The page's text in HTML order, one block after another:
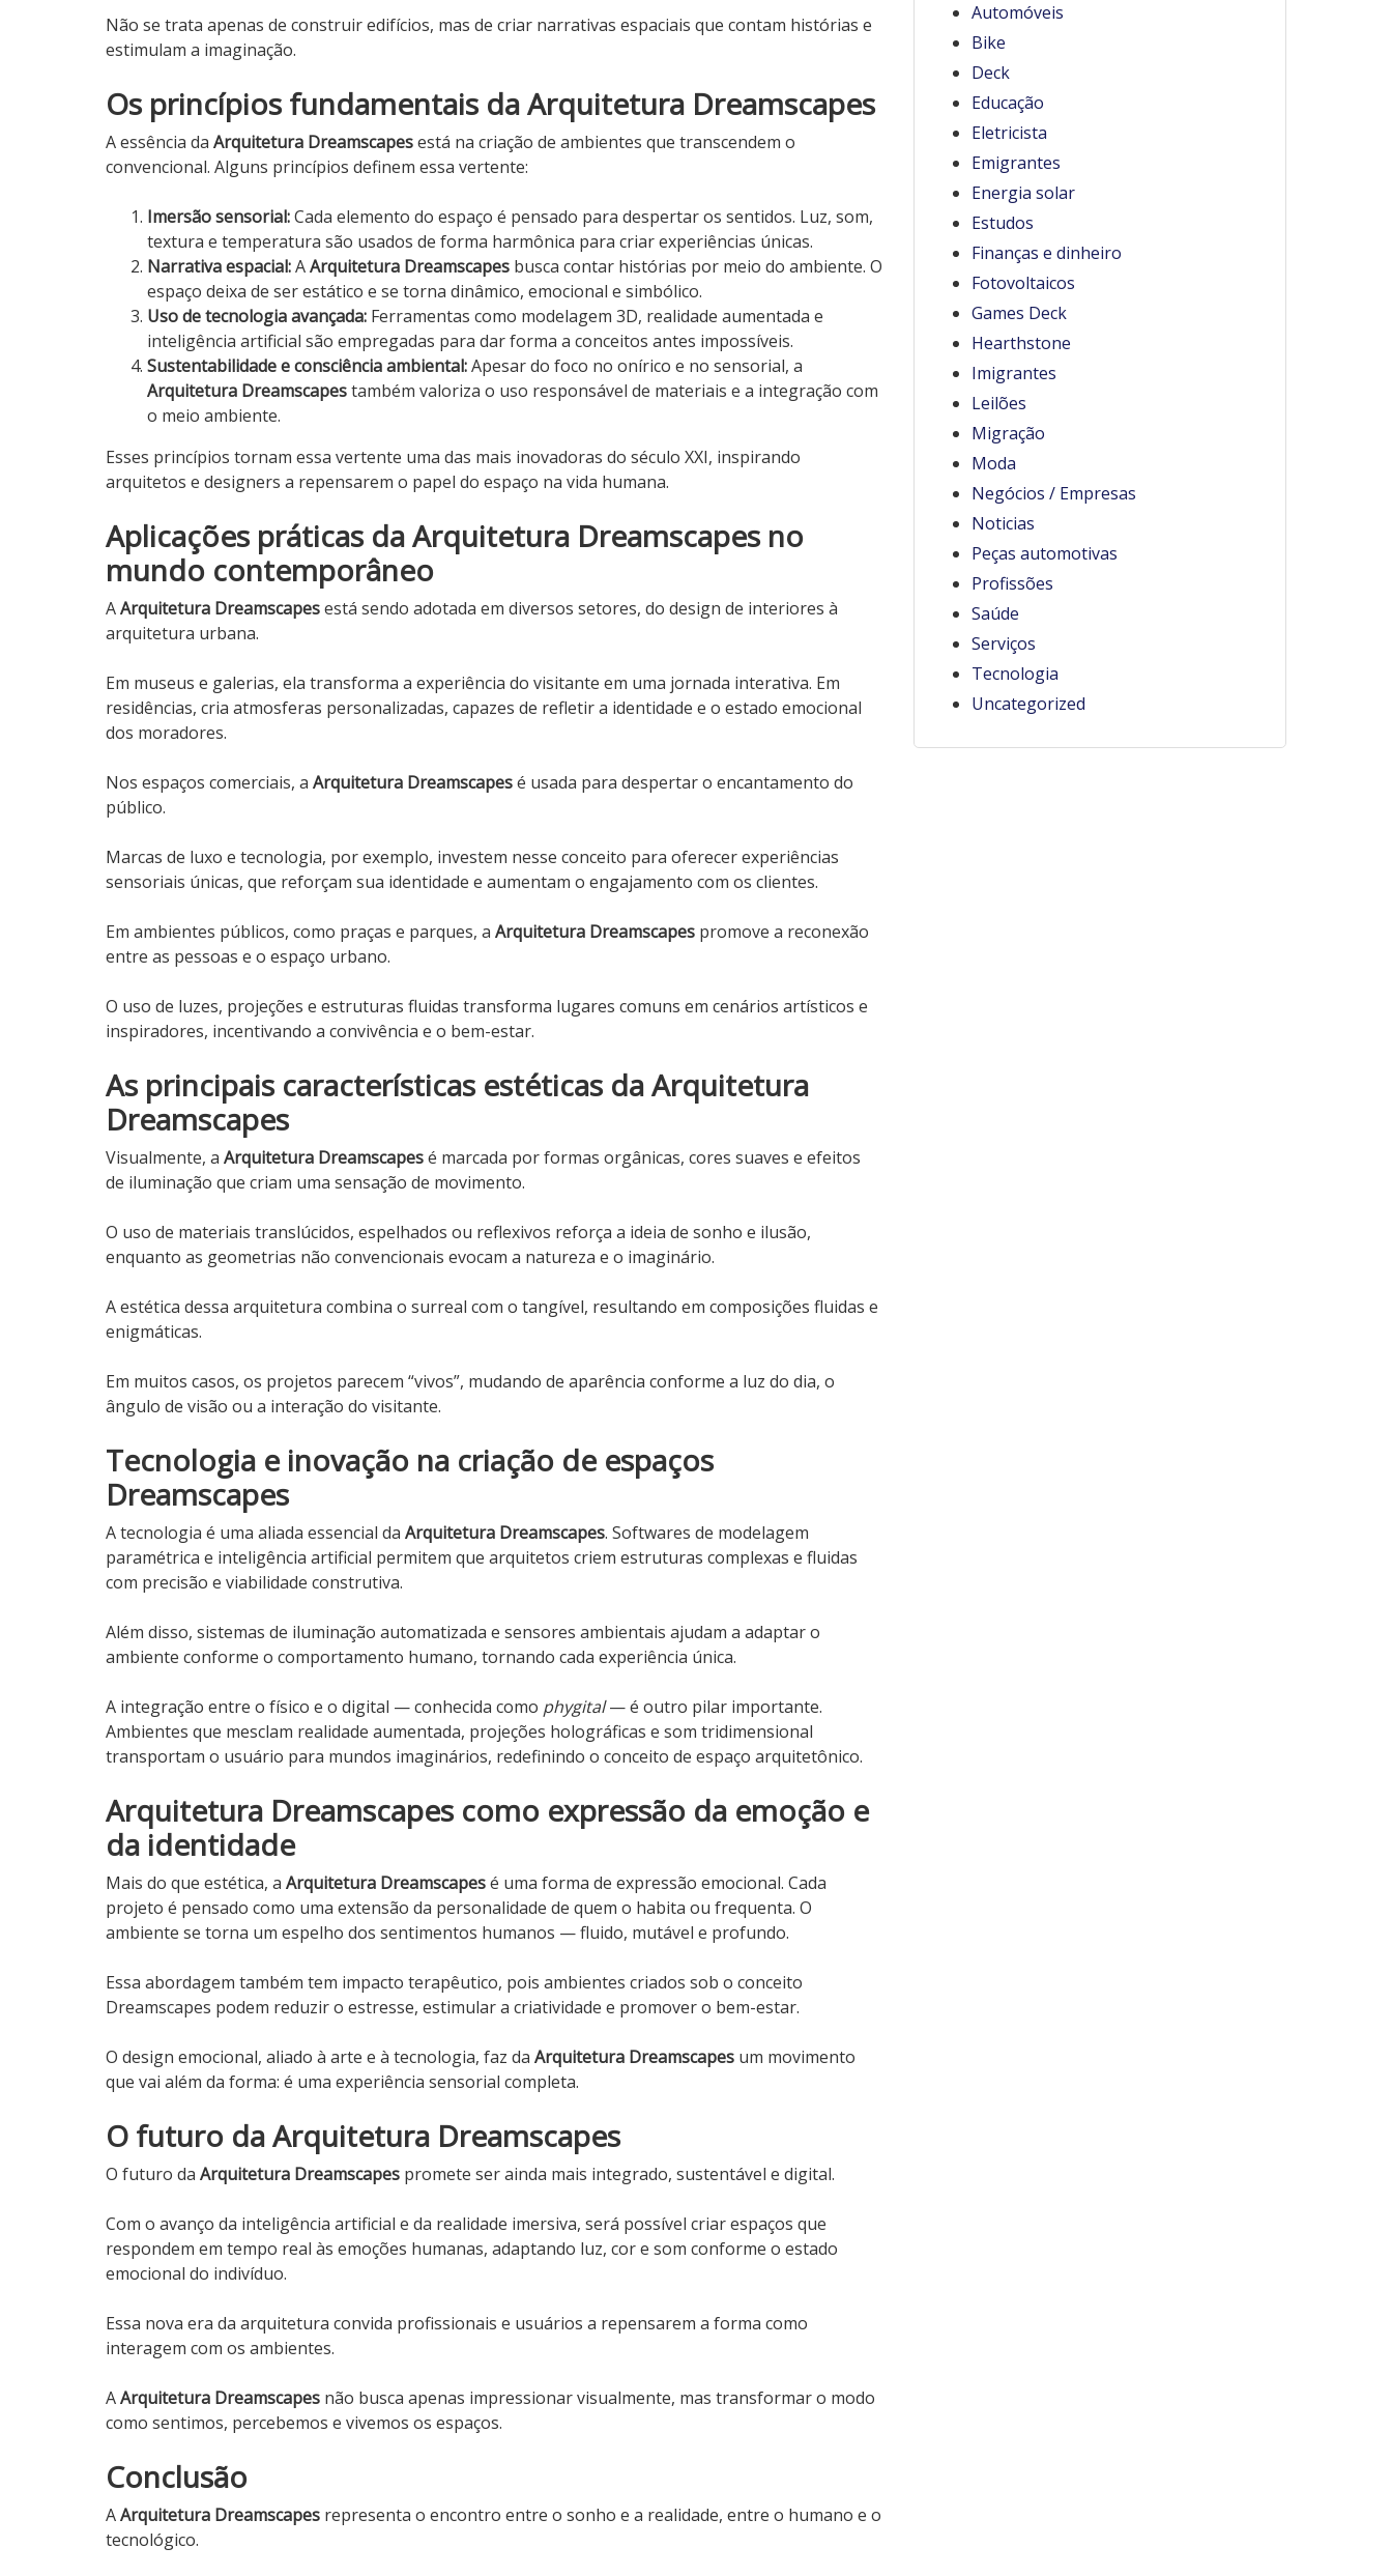
Não se trata apenas de construir edifícios, mas de criar narrativas espaciais que contam histórias e
estimulam a imaginação.
Os princípios fundamentais da Arquitetura Dreamscapes
A essência da Arquitetura Dreamscapesestá na criação de ambientes que transcendem o
convencional. Alguns princípios definem essa vertente:
Imersão sensorial:Cada elemento do espaço é pensado para despertar os sentidos. Luz, som,
textura e temperatura são usados de forma harmônica para criar experiências únicas.
Narrativa espacial:AArquitetura Dreamscapes busca contar histórias por meio do ambiente. O
espaço deixa de ser estático e se torna dinâmico, emocional e simbólico.
Uso de tecnologia avançada: Ferramentas como modelagem 3D, realidade aumentada e
inteligência artificial são empregadas para dar forma a conceitos antes impossíveis.
Sustentabilidade e consciência ambiental:Apesar do foco no onírico e no sensorial, a
Arquitetura Dreamscapestambém valoriza o uso responsável de materiais e a integração com
o meio ambiente.
Esses princípios tornam essa vertente uma das mais inovadoras do século XXI, inspirando
arquitetos e designers a repensarem o papel do espaço na vida humana.
Aplicações práticas da Arquitetura Dreamscapes no
mundo contemporâneo
AArquitetura Dreamscapesestá sendo adotada em diversos setores, do design de interiores à
arquitetura urbana.
Em museus e galerias, ela transforma a experiência do visitante em uma jornada interativa. Em
residências, cria atmosferas personalizadas, capazes de refletir a identidade e o estado emocional
dos moradores.
Nos espaços comerciais, a Arquitetura Dreamscapesé usada para despertar o encantamento do
público.
Marcas de luxo e tecnologia, por exemplo, investem nesse conceito para oferecer experiências
sensoriais únicas, que reforçam sua identidade e aumentam o engajamento com os clientes.
Em ambientes públicos, como praças e parques, a Arquitetura Dreamscapes promove a reconexão
entre as pessoas e o espaço urbano.
O uso de luzes, projeções e estruturas fluidas transforma lugares comuns em cenários artísticos e
inspiradores, incentivando a convivência e o bem-estar.
As principais características estéticas da Arquitetura
Dreamscapes
Visualmente, a Arquitetura Dreamscapesé marcada por formas orgânicas, cores suaves e efeitos
de iluminação que criam uma sensação de movimento.
O uso de materiais translúcidos, espelhados ou reflexivos reforça a ideia de sonho e ilusão,
enquanto as geometrias não convencionais evocam a natureza e o imaginário.
A estética dessa arquitetura combina o surreal com o tangível, resultando em composições fluidas e
enigmáticas.
Em muitos casos, os projetos parecem “vivos”, mudando de aparência conforme a luz do dia, o
ângulo de visão ou a interação do visitante.
Tecnologia e inovação na criação de espaços
Dreamscapes
A tecnologia é uma aliada essencial da Arquitetura Dreamscapes. Softwares de modelagem
paramétrica e inteligência artificial permitem que arquitetos criem estruturas complexas e fluidas
com precisão e viabilidade construtiva.
Além disso, sistemas de iluminação automatizada e sensores ambientais ajudam a adaptar o
ambiente conforme o comportamento humano, tornando cada experiência única.
A integração entre o físico e o digital — conhecida como phygital— é outro pilar importante.
Ambientes que mesclam realidade aumentada, projeções holográficas e som tridimensional
transportam o usuário para mundos imaginários, redefinindo o conceito de espaço arquitetônico.
Arquitetura Dreamscapes como expressão da emoção e
da identidade
Mais do que estética, a Arquitetura Dreamscapesé uma forma de expressão emocional. Cada
projeto é pensado como uma extensão da personalidade de quem o habita ou frequenta. O
ambiente se torna um espelho dos sentimentos humanos — fluido, mutável e profundo.
Essa abordagem também tem impacto terapêutico, pois ambientes criados sob o conceito
Dreamscapes podem reduzir o estresse, estimular a criatividade e promover o bem-estar.
O design emocional, aliado à arte e à tecnologia, faz da Arquitetura Dreamscapes um movimento
que vai além da forma: é uma experiência sensorial completa.
O futuro da Arquitetura Dreamscapes
O futuro da Arquitetura Dreamscapes promete ser ainda mais integrado, sustentável e digital.
Com o avanço da inteligência artificial e da realidade imersiva, será possível criar espaços que
respondem em tempo real às emoções humanas, adaptando luz, cor e som conforme o estado
emocional do indivíduo.
Essa nova era da arquitetura convida profissionais e usuários a repensarem a forma como
interagem com os ambientes.
AArquitetura Dreamscapes não busca apenas impressionar visualmente, mas transformar o modo
como sentimos, percebemos e vivemos os espaços.
Conclusão
AArquitetura Dreamscapes representa o encontro entre o sonho e a realidade, entre o humano e o
tecnológico.
Automóveis
Bike
Deck
Educação
Eletricista
Emigrantes
Energia solar
Estudos
Finanças e dinheiro
Fotovoltaicos
Games Deck
Hearthstone
Imigrantes
Leilões
Migração
Moda
Negócios / Empresas
Noticias
Peças automotivas
Profissões
Saúde
Serviços
Tecnologia
Uncategorized